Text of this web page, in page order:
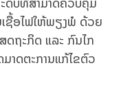
ຊື້ອໄຟໃຫ້ພຽງພໍ ດ້ວຍ
ດຖະກິດ ແລະ ກົນໄກ
າດຕະການແກ້ໄຂຕົວ